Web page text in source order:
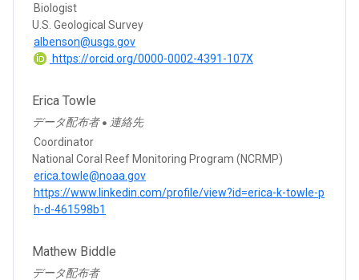
Biologist
U.S. Geological Survey
albenson@usgs.gov
https://orcid.org/0000-0002-4391-107X
Erica Towle
データ配布者 ● 連絡先
Coordinator
National Coral Reef Monitoring Program (NCRMP)
erica.towle@noaa.gov
https://www.linkedin.com/profile/view?id=erica-k-towle-p
h-d-461598b1
Mathew Biddle
データ配布者